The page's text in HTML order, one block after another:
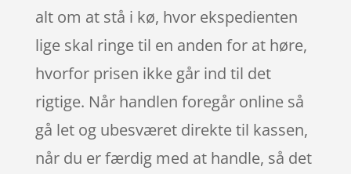
alt om at stå i kø, hvor ekspedienten
lige skal ringe til en anden for at høre,
hvorfor prisen ikke går ind til det
rigtige. Når handlen foregår online så
gå let og ubesværet direkte til kassen,
når du er færdig med at handle, så det